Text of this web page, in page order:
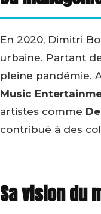
En 2020, Dimitri
urbaine. Partant
pleine pandémie.
Music
artistes comme
contribué à des
Sa vision du